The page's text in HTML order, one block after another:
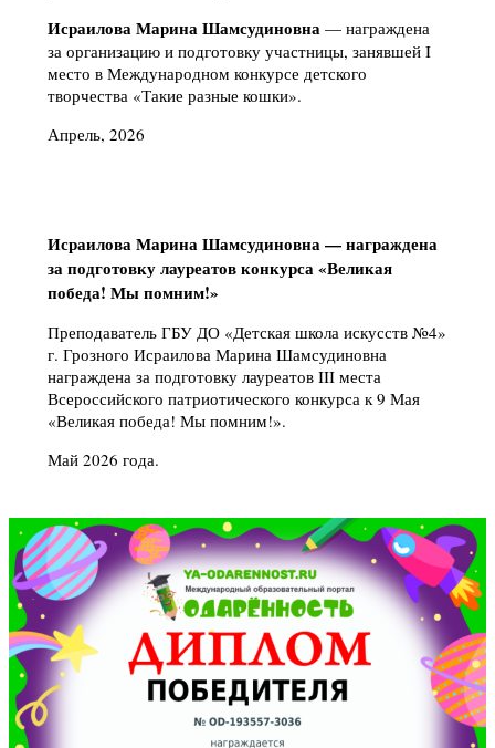
Исраилова Марина Шамсудиновна — награждена
за организацию и подготовку участницы, занявшей I
место в Международном конкурсе детского
творчества «Такие разные кошки».
Апрель, 2026
Исраилова Марина Шамсудиновна — награждена
за подготовку лауреатов конкурса «Великая
победа! Мы помним!»
Преподаватель ГБУ ДО «Детская школа искусств №4»
г. Грозного Исраилова Марина Шамсудиновна
награждена за подготовку лауреатов III места
Всероссийского патриотического конкурса к 9 Мая
«Великая победа! Мы помним!».
Май 2026 года.